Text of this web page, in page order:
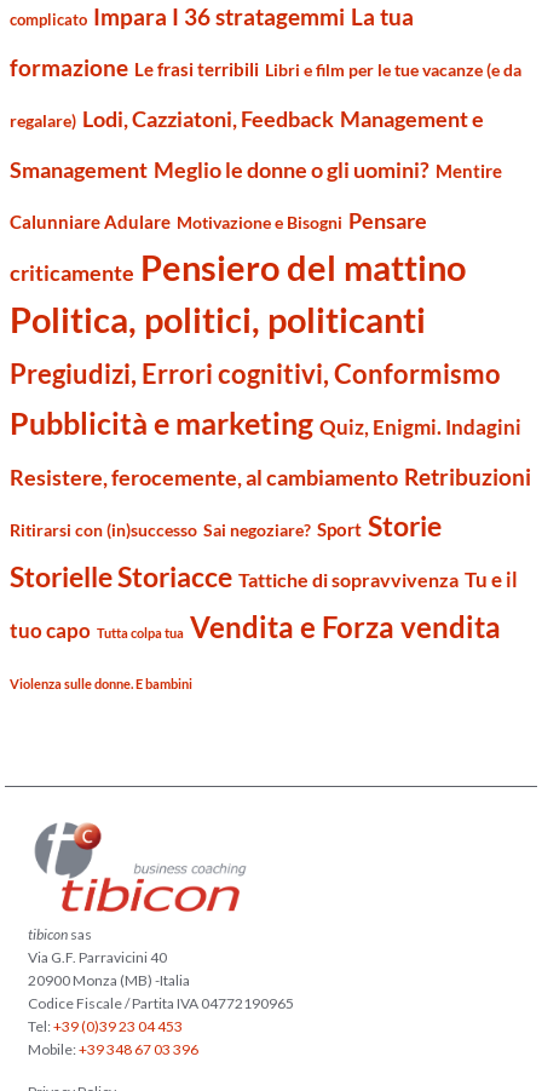
complicato Impara I 36 stratagemmi La tua
formazione Le frasi terribili Libri e film per le tue vacanze (e da
regalare) Lodi, Cazziatoni, Feedback Management e
Smanagement Meglio le donne o gli uomini? Mentire
Calunniare Adulare Motivazione e Bisogni Pensare
criticamente Pensiero del mattino
Politica, politici, politicanti
Pregiudizi, Errori cognitivi, Conformismo
Pubblicità e marketing Quiz, Enigmi. Indagini
Resistere, ferocemente, al cambiamento Retribuzioni
Ritirarsi con (in)successo Sai negoziare? Sport Storie
Storielle Storiacce Tattiche di sopravvivenza Tu e il
tuo capo Tutta colpa tua Vendita e Forza vendita
Violenza sulle donne. E bambini
tibicon sas
Via G.F. Parravicini 40
20900 Monza (MB) -Italia
Codice Fiscale / Partita IVA 04772190965
Tel:+39 (0)39 23 04 453
Mobile:+39 348 67 03 396